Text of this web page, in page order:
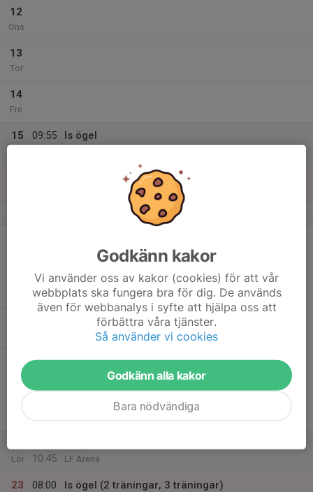
12
Ons
13
Tor
14
Fre
15
09:55
Is ögel
Is ögel (2 träningar, 3 träningar)
v.12
16:30
17:30
Is ögel (3 träningar)
LF Arena
Tor
Lör
10:45
LF Arena
23
08:00
Is ögel (2 träningar, 3 träningar)
Godkänn kakor
Vi använder oss av kakor (cookies) för att vår
webbplats ska fungera bra för dig. De används
även för webbanalys i syfte att hjälpa oss att
förbättra våra tjänster.
Så använder vi cookies
Godkänn alla kakor
Bara nödvändiga